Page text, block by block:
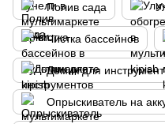
Полив сада
Чистка бассейнов
Домик для
Опрыскиватель на